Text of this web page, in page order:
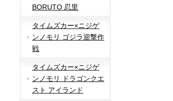
BORUTO 忍里
タイムズカー×ニジゲ
ンノモリ ゴジラ迎撃作
戦
タイムズカー×ニジゲ
ンノモリ ドラゴンクエ
スト アイランド